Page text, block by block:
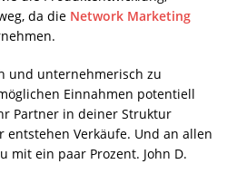
da die Network Marketing
und unternehmerisch zu
Einnahmen potentiell
Partner in deiner Struktur
entstehen Verkäufe. Und an allen
mit ein paar Prozent. John D.